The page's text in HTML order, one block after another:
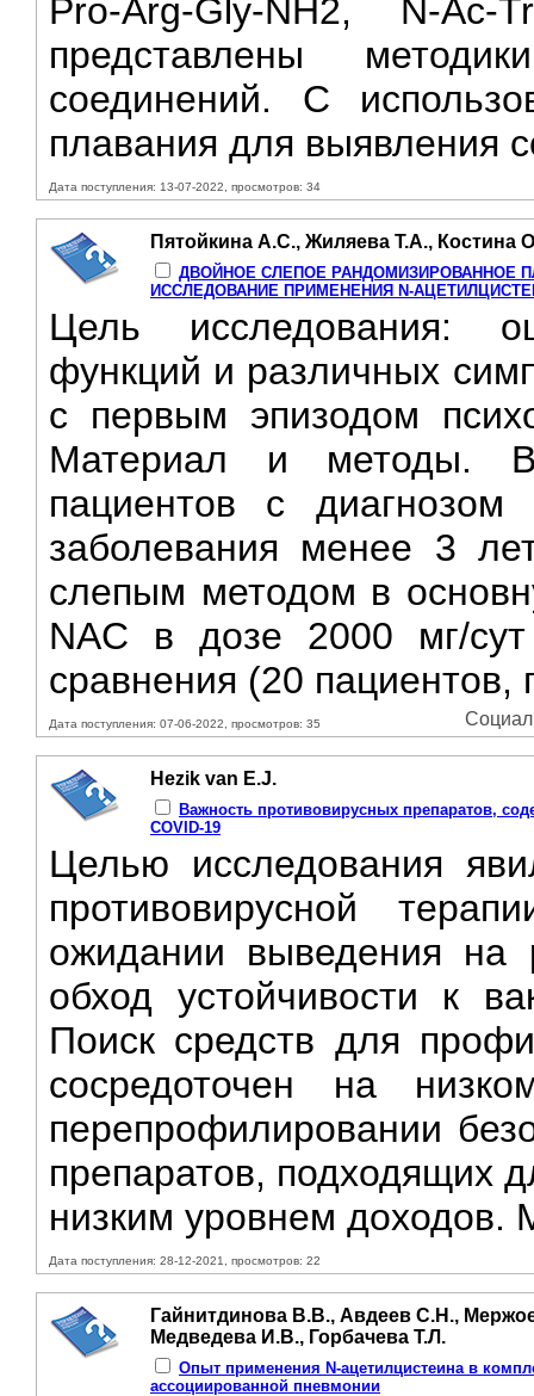
Pro-Arg-Gly-NH2, N-Ac-
представлены
соединений. С
плавания для выявления
Дата поступления: 13-07-2022, просмотров: 34
Пятойкина А.С., Жиляева Т.А., Костина
ДВОЙНОЕ СЛЕПОЕ РАНДОМИЗИРОВАННОЕ
ИССЛЕДОВАНИЕ ПРИМЕНЕНИЯ N-
Цель исследования:
функций и различных
с первым эпизодом
Материал и методы. В
пациентов с
заболевания менее 3
слепым методом в
NAC в дозе 2000 мг/
сравнения (20
Дата поступления: 07-06-2022, просмотров: 35
Hezik van E.J.
Важность противовирусных препаратов,
COVID-19
Целью исследования
противовирусной
ожидании выведения на
обход устойчивости к
Поиск средств для
сосредоточен на
перепрофилировании
препаратов, подходящих
низким уровнем
Дата поступления: 28-12-2021, просмотров: 22
Гайнитдинова В.В., Авдеев С.Н.,
Медведева И.В., Горбачева Т.Л.
Опыт применения N-ацетилцистеина в
ассоциированной пневмонии